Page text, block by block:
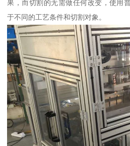
果，而切割的无需做任何改变，使用
于不同的工艺条件和切割对象。